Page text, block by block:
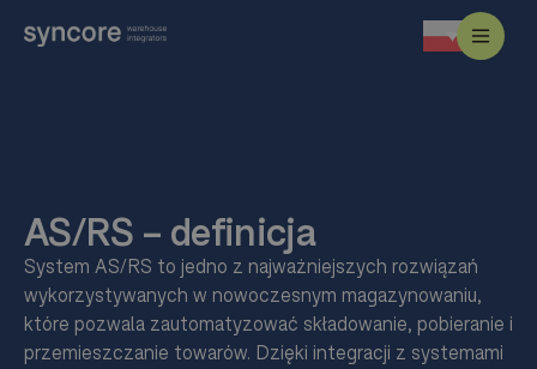
AS/RS – definicja
System AS/RS to jedno z najważniejszych rozwiązań
wykorzystywanych w nowoczesnym magazynowaniu,
które pozwala zautomatyzować składowanie, pobieranie i
przemieszczanie towarów. Dzięki integracji z systemami